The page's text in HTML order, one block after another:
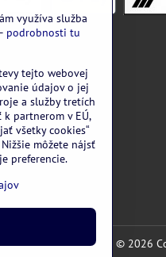
© 2026
využíva služba
podrobnosti tu
tejto webovej
údajov o jej
a služby tretích
partnerom v EÚ,
všetky cookies“
môžete nájsť
preferencie.